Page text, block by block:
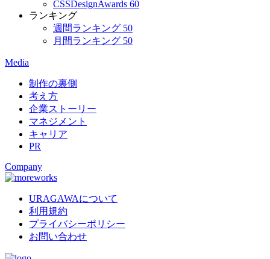
CSSDesignAwards 60
ランキング
週間ランキング 50
月間ランキング 50
Media
制作の裏側
考え方
企業ストーリー
マネジメント
キャリア
PR
Company
URAGAWAについて
利用規約
プライバシーポリシー
お問い合わせ